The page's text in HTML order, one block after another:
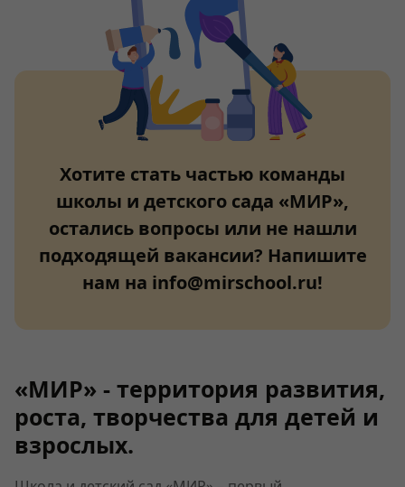
Хотите стать частью команды
школы и детского сада «МИР»,
остались вопросы или не нашли
подходящей вакансии? Напишите
нам на info@mirschool.ru!
«МИР» - территория развития,
роста, творчества для детей и
взрослых.